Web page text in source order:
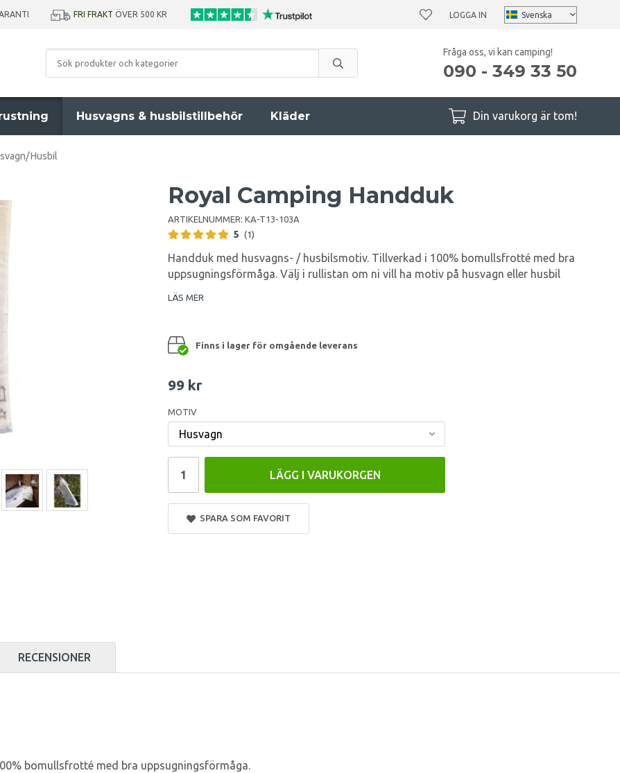
FRI FRAKT ÖVER 500 KR LOGGA IN
Fråga oss, vi kan camping!
090 - 349 33 50
Husvagns & husbilstillbehör Kläder Din varukorg är tom!
Husbil
Royal Camping Handduk
ARTIKELNUMMER: KA-T13-103A
5 (1)
Handduk med husvagns- / husbilsmotiv. Tillverkad i 100% bomullsfrotté med bra
uppsugningsförmåga. Välj i rullistan om ni vill ha motiv på husvagn eller husbil
LÄS MER
Finns i lager för omgående leverans
99 kr
MOTIV
LÄGG I VARUKORGEN
SPARA SOM FAVORIT
RECENSIONER
bomullsfrotté med bra uppsugningsförmåga.